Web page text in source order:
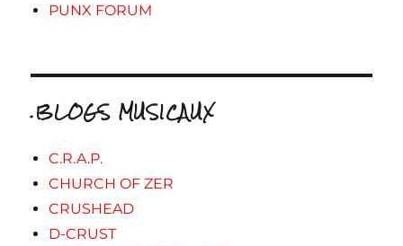
PUNX FORUM
.BLOGS MUSICAUX
C.R.A.P.
CHURCH OF ZER
CRUSHEAD
D-CRUST